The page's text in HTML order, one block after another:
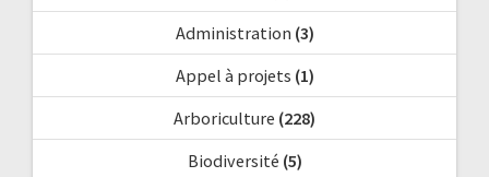
Administration (3)
Appel à projets (1)
Arboriculture (228)
Biodiversité (5)